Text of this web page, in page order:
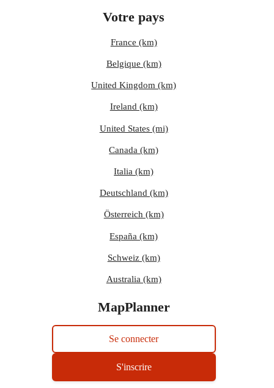
Votre pays
France (km)
Belgique (km)
United Kingdom (km)
Ireland (km)
United States (mi)
Canada (km)
Italia (km)
Deutschland (km)
Österreich (km)
España (km)
Schweiz (km)
Australia (km)
MapPlanner
Se connecter
S'inscrire